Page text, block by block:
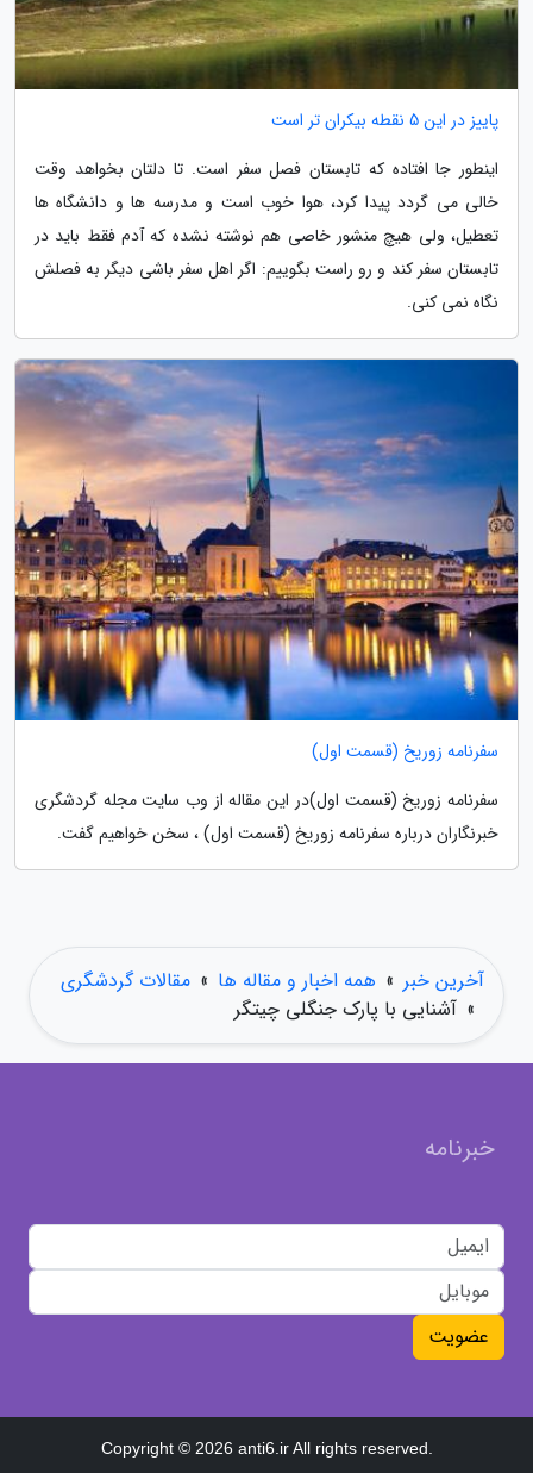
پاییز در این 5 نقطه بیکران تر است
اینطور جا افتاده که تابستان فصل سفر است. تا دلتان بخواهد وقت
خالی می گردد پیدا کرد، هوا خوب است و مدرسه ها و دانشگاه ها
تعطیل، ولی هیچ منشور خاصی هم نوشته نشده که آدم فقط باید در
تابستان سفر کند و رو راست بگوییم: اگر اهل سفر باشی دیگر به فصلش
نگاه نمی کنی.
سفرنامه زوریخ (قسمت اول)
سفرنامه زوریخ (قسمت اول)در این مقاله از وب سایت مجله گردشگری
خبرنگاران درباره سفرنامه زوریخ (قسمت اول) ، سخن خواهیم گفت.
آخرین خبر » همه اخبار و مقاله ها » مقالات گردشگری
» آشنایی با پارک جنگلی چیتگر
خبرنامه
عضویت
Copyright © 2026 anti6.ir All rights reserved.